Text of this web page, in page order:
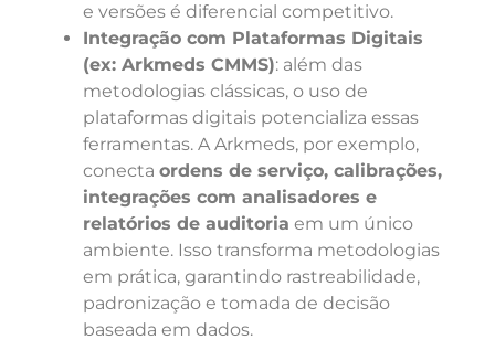
e versões é diferencial competitivo.
Integração com Plataformas Digitais
(ex: Arkmeds CMMS): além das
metodologias clássicas, o uso de
plataformas digitais potencializa essas
ferramentas. A Arkmeds, por exemplo,
conecta ordens de serviço, calibrações,
integrações com analisadores e
relatórios de auditoria em um único
ambiente. Isso transforma metodologias
em prática, garantindo rastreabilidade,
padronização e tomada de decisão
baseada em dados.